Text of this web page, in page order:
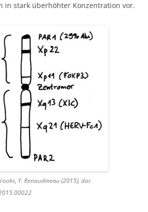
in stark überhöhter Konzentration vor.
Y. Renaudineau (2015), doi: